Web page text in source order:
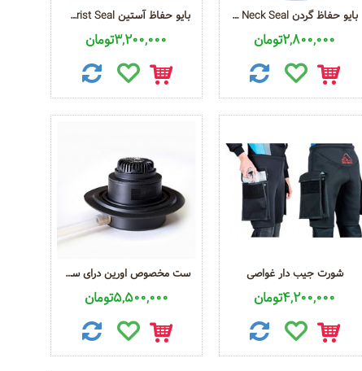
بایو حفاظ آستین Bio Wrist Seal
3,200,000تومان
بایو حفاظ گردن Bio Neck Seal
2,800,000تومان
ست مخصوص اورین درای سوت غواصی
5,500,000تومان
شورت جیب دار غواصی
4,200,000تومان